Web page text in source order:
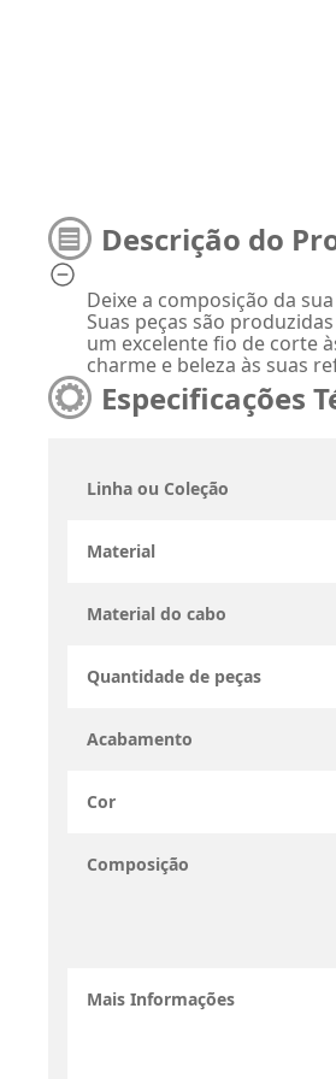
Descrição do
Deixe a composição da
Suas peças são
um excelente fio de corte
charme e beleza às suas
Especificações
Linha ou Coleção
Material
Material do cabo
Quantidade de peças
Acabamento
Cor
Composição
Mais Informações